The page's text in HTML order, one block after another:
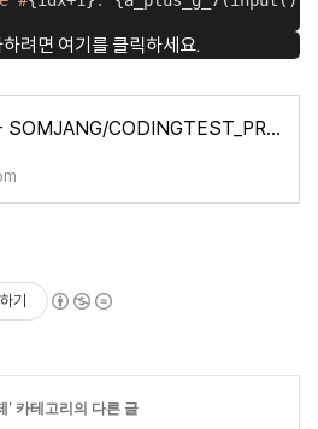
려면 여기를 클릭하세요.
GitHub - SOMJANG/CODINGTEST_PRACTICE: 1일 1문제 since 2020.02.07
기
' 카테고리의 다른 글